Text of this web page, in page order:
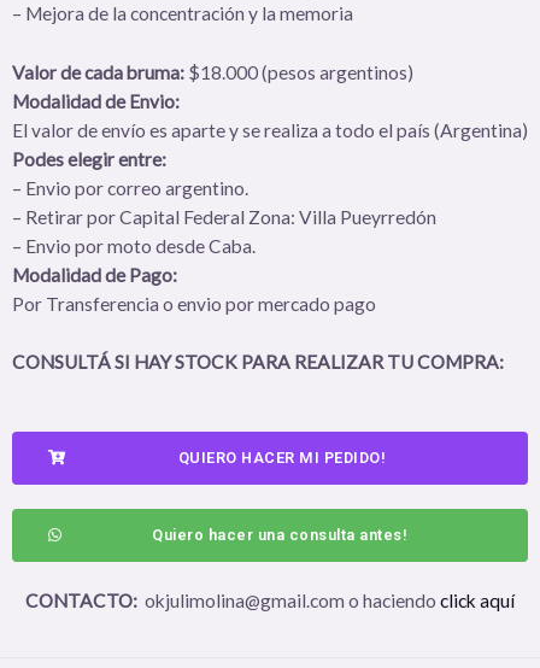
– Mejora de la concentración y la memoria
Valor de cada bruma: $18.000 (pesos argentinos)
Modalidad de Envio:
El valor de envío es aparte y se realiza a todo el país (Argentina)
Podes elegir entre:
– Envio por correo argentino.
– Retirar por Capital Federal Zona: Villa Pueyrredón
– Envio por moto desde Caba.
Modalidad de Pago:
Por Transferencia o envio por mercado pago
CONSULTÁ SI HAY STOCK PARA REALIZAR TU COMPRA:
QUIERO HACER MI PEDIDO!
Quiero hacer una consulta antes!
CONTACTO: okjulimolina@gmail.com o haciendo click aquí